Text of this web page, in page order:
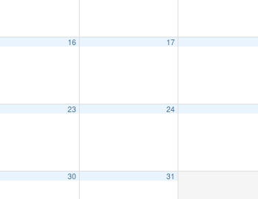
16 17
23 24
30 31